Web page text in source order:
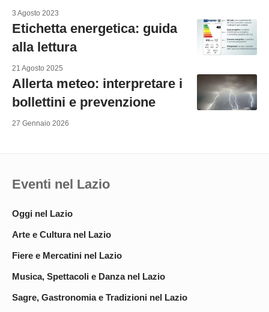
3 Agosto 2023
Etichetta energetica: guida
alla lettura
21 Agosto 2025
Allerta meteo: interpretare i
bollettini e prevenzione
27 Gennaio 2026
Eventi nel Lazio
Oggi nel Lazio
Arte e Cultura nel Lazio
Fiere e Mercatini nel Lazio
Musica, Spettacoli e Danza nel Lazio
Sagre, Gastronomia e Tradizioni nel Lazio